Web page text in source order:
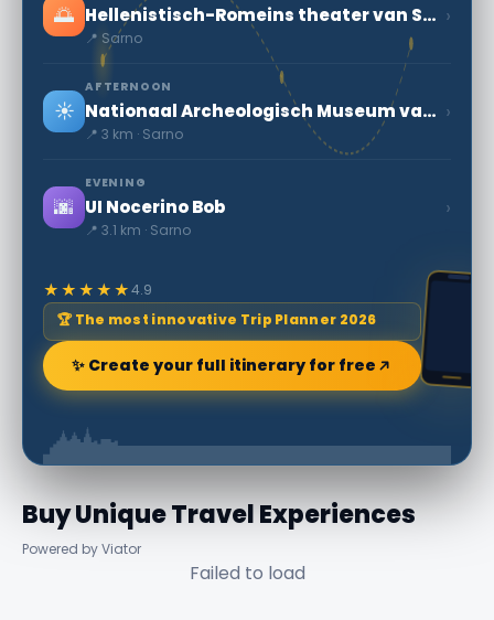
🌅 Hellenistisch-Romeins theater van Sarno
📍 Sarno
›
☀️
AFTERNOON
Nationaal Archeologisch Museum van de Sarno vallei
📍 3 km · Sarno
›
🌆
EVENING
UI Nocerino Bob
📍 3.1 km · Sarno
›
★★★★★4.9
🏆 The most innovative Trip Planner 2026
✨ Create your full itinerary for free
Buy Unique Travel Experiences
Powered by Viator
Failed to load